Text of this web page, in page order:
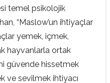
temel psikolojik
“Maslow’un ihtiyaçlar
yemek, içmek,
hayvanlarla ortak
güvende hissetmek
ve sevilmek ihtiyacı